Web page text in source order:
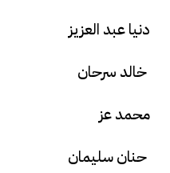
دنيا عبد العزيز
خالد سرحان
محمد عز
حنان سليمان